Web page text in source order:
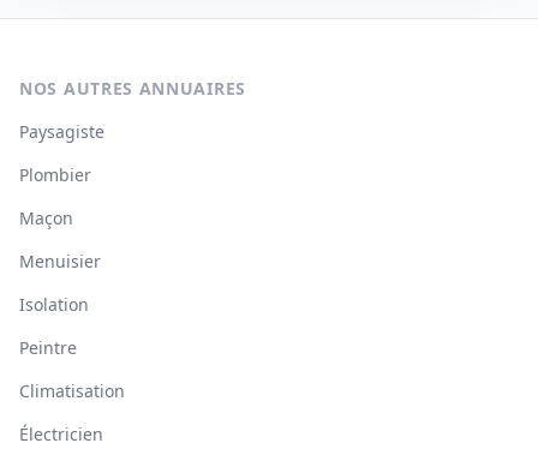
NOS AUTRES ANNUAIRES
Paysagiste
Plombier
Maçon
Menuisier
Isolation
Peintre
Climatisation
Électricien